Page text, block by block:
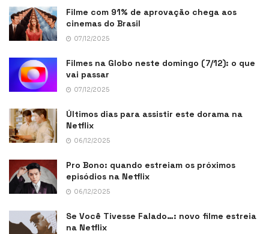
Filme com 91% de aprovação chega aos
cinemas do Brasil
07/12/2025
Filmes na Globo neste domingo (7/12): o que
vai passar
07/12/2025
Últimos dias para assistir este dorama na
Netflix
06/12/2025
Pro Bono: quando estreiam os próximos
episódios na Netflix
06/12/2025
Se Você Tivesse Falado…: novo filme estreia
na Netflix